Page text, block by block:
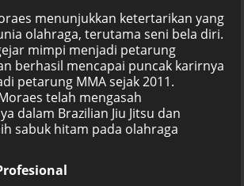
menunjukkan ketertarikan yang
olahraga, terutama seni bela diri.
mimpi menjadi petarung
berhasil mencapai puncak karirnya
petarung MMA sejak 2011.
telah mengasah
dalam Brazilian Jiu Jitsu dan
sabuk hitam pada olahraga